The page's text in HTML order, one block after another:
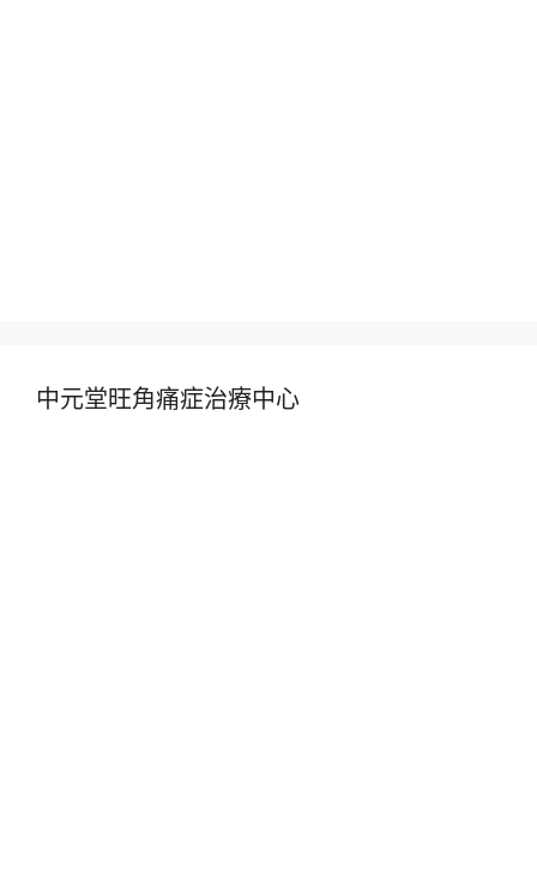
中元堂旺角痛症治療中心